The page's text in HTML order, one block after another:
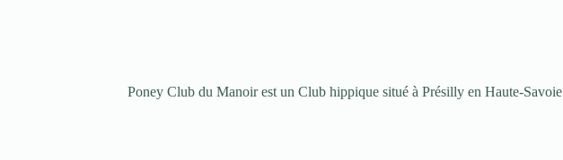
Poney Club du Manoir est un Club hippique situé à Présilly en Haute-Savoie